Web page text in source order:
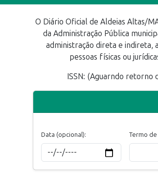
O Diário Oficial de Aldeias Altas/
da Administração Pública
administração direta e indireta,
pessoas físicas ou
ISSN: (Aguarndo retorno
Data (opcional): Termo de